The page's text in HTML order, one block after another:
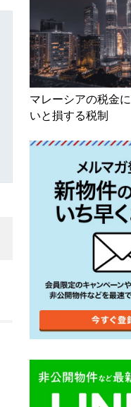
マレーシアの税金
いと損する税制